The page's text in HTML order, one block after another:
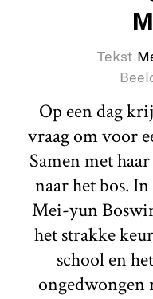
Tekst
Op een dag
vraag om voor
Samen met
naar het bos.
Mei-yun
het strakke
school en
ongedwongen